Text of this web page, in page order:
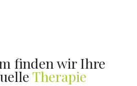
finden wir Ihre
Therapie